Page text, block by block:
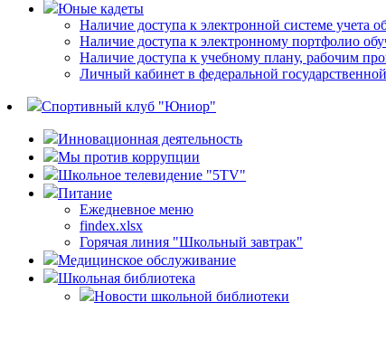
Юные кадеты
Наличие доступа к электронной системе учета
Наличие доступа к электронному портфолио
Наличие доступа к учебному плану, рабочим
Личный кабинет в федеральной
Спортивный клуб "Юниор"
Инновационная деятельность
Мы против коррупции
Школьное телевидение "5TV"
Питание
Ежедневное меню
findex.xlsx
Горячая линия "Школьный завтрак"
Медицинское обслуживание
Школьная библиотека
Новости школьной библиотеки